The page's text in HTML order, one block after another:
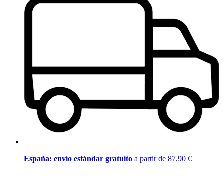
España: envío estándar gratuito a partir de 87,90 €